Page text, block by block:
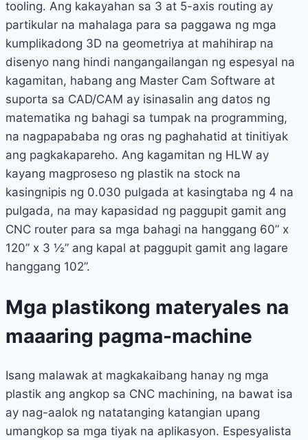
tooling. Ang kakayahan sa 3 at 5-axis routing ay
partikular na mahalaga para sa paggawa ng mga
kumplikadong 3D na geometriya at mahihirap na
disenyo nang hindi nangangailangan ng espesyal na
kagamitan, habang ang Master Cam Software at
suporta sa CAD/CAM ay isinasalin ang datos ng
matematika ng bahagi sa tumpak na programming,
na nagpapababa ng oras ng paghahatid at tinitiyak
ang pagkakapareho. Ang kagamitan ng HLW ay
kayang magproseso ng plastik na stock na
kasingnipis ng 0.030 pulgada at kasingtaba ng 4 na
pulgada, na may kapasidad ng paggupit gamit ang
CNC router para sa mga bahagi na hanggang 60” x
120” x 3 ½” ang kapal at paggupit gamit ang lagare
hanggang 102”.
Mga plastikong materyales na
maaaring pagma-machine
Isang malawak at magkakaibang hanay ng mga
plastik ang angkop sa CNC machining, na bawat isa
ay nag-aalok ng natatanging katangian upang
umangkop sa mga tiyak na aplikasyon. Espesyalista